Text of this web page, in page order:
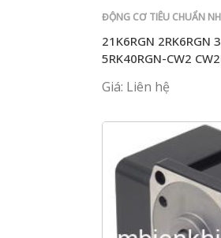
ĐỘNG CƠ TIÊU CHUẨN
21K6RGN 2RK6RGN
5RK40RGN-CW2
Giá: Liên hệ